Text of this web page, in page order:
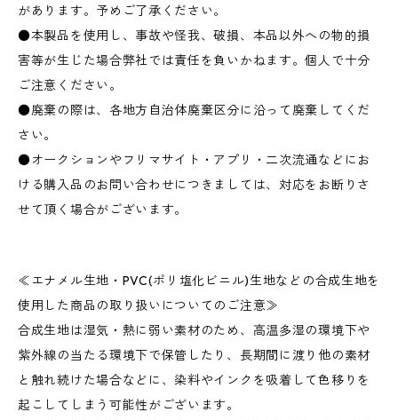
があります。予めご了承ください。
●本製品を使用し、事故や怪我、破損、本品以外への物的損
害等が生じた場合弊社では責任を負いかねます。個人で十分
ご注意ください。
●廃棄の際は、各地方自治体廃棄区分に沿って廃棄してくだ
さい。
●オークションやフリマサイト・アプリ・二次流通などにお
ける購入品のお問い合わせにつきましては、対応をお断りさ
せて頂く場合がございます。
≪エナメル生地・PVC(ポリ塩化ビニル)生地などの合成生地を
使用した商品の取り扱いについてのご注意≫
合成生地は湿気・熱に弱い素材のため、高温多湿の環境下や
紫外線の当たる環境下で保管したり、長期間に渡り他の素材
と触れ続けた場合などに、染料やインクを吸着して色移りを
起こしてしまう可能性がございます。